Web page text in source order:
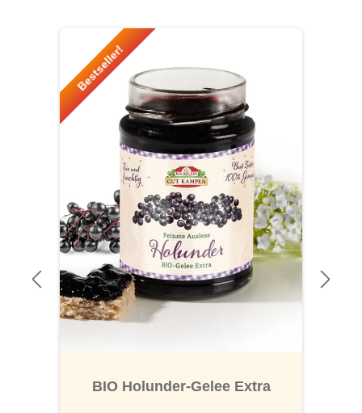
Produktgalerie überspringen
Bestseller!
BIO Holunder-Gelee Extra